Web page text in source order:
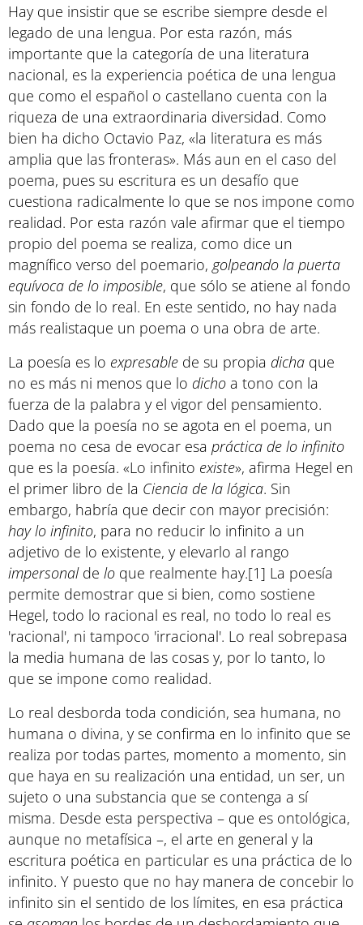
Hay que insistir que se escribe siempre desde el
legado de una lengua. Por esta razón, más
importante que la categoría de una literatura
nacional, es la experiencia poética de una lengua
que como el español o castellano cuenta con la
riqueza de una extraordinaria diversidad. Como
bien ha dicho Octavio Paz, «la literatura es más
amplia que las fronteras». Más aun en el caso del
poema, pues su escritura es un desafío que
cuestiona radicalmente lo que se nos impone como
realidad. Por esta razón vale afirmar que el tiempo
propio del poema se realiza, como dice un
magnífico verso del poemario, golpeando la puerta
equívoca de lo imposible, que sólo se atiene al fondo
sin fondo de lo real. En este sentido, no hay nada
más realistaque un poema o una obra de arte.
La poesía es lo expresable de su propia dicha que
no es más ni menos que lo dicho a tono con la
fuerza de la palabra y el vigor del pensamiento.
Dado que la poesía no se agota en el poema, un
poema no cesa de evocar esa práctica de lo infinito
que es la poesía. «Lo infinito existe», afirma Hegel en
el primer libro de la Ciencia de la lógica. Sin
embargo, habría que decir con mayor precisión:
hay lo infinito, para no reducir lo infinito a un
adjetivo de lo existente, y elevarlo al rango
impersonalde lo que realmente hay.[1] La poesía
permite demostrar que si bien, como sostiene
Hegel, todo lo racional es real, no todo lo real es
'racional', ni tampoco 'irracional'. Lo real sobrepasa
la media humana de las cosas y, por lo tanto, lo
que se impone como realidad.
Lo real desborda toda condición, sea humana, no
humana o divina, y se confirma en lo infinito que se
realiza por todas partes, momento a momento, sin
que haya en su realización una entidad, un ser, un
sujeto o una substancia que se contenga a sí
misma. Desde esta perspectiva – que es ontológica,
aunque no metafísica –, el arte en general y la
escritura poética en particular es una práctica de lo
infinito. Y puesto que no hay manera de concebir lo
infinito sin el sentido de los límites, en esa práctica